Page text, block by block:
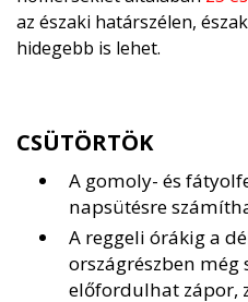
az északi határszélen,
hidegebb is lehet.
CSÜTÖRTÖK
A gomoly- és
napsütésre
A reggeli órákig a
országrészben még
előfordulhat zápor,